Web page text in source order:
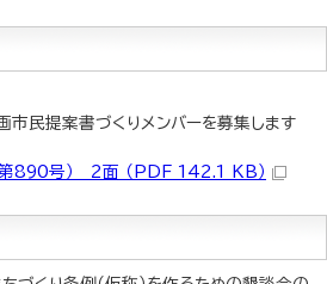
民提案書づくりメンバーを募集します
890号） 2面 （PDF 142.1 KB）